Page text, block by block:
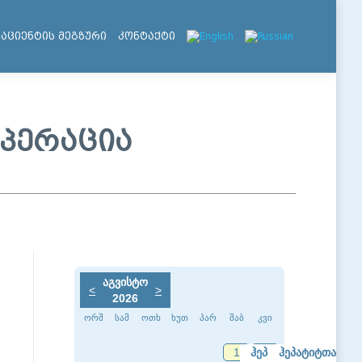
მეგზური კონტაქტი
<
ᲐᲒᲕᲘᲡᲢᲝ
2026
>
ᲝᲠᲨ ᲡᲐᲛ ᲝᲗᲮ ᲮᲣᲗ ᲞᲐᲠ ᲨᲐᲑ ᲙᲕᲘ
1
ჰეპატიტთან
2
ჰეპატიტთან